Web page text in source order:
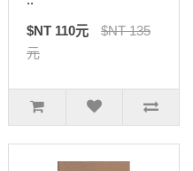
$NT 110元
$NT 135
元